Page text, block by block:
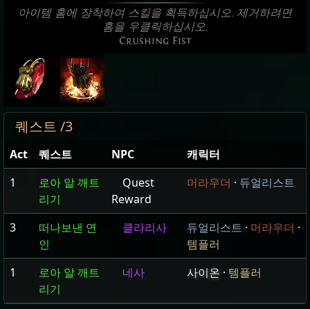
아이템 홈에 장착하여 스킬을 획득하십시오. 제거하려면
홈을 우클릭하십시오.
Crushing Fist
퀘스트 /3
Act 퀘스트 NPC
캐릭터
1
로아 알 깨트
리기
Quest
Reward
머라우더 · 듀얼리스트
3
떠나보낸 연
인
클라리사 듀얼리스트 · 머라우더 ·
템플러
1
로아 알 깨트
리기
네사 사이온 · 템플러